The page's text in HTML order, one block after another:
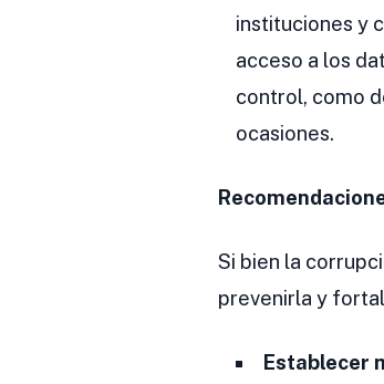
instituciones y
acceso a los
control, como
ocasiones.
Si bien la
prevenirla y
Establecer